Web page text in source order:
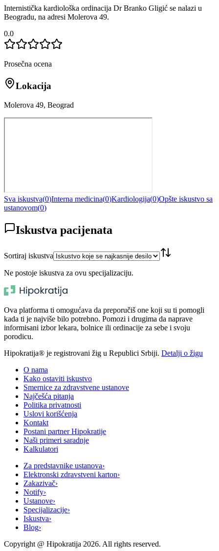
Internistička kardiološka ordinacija Dr Branko Gligić se nalazi u
Beogradu, na adresi Molerova 49.
0.0
Prosečna ocena
Lokacija
Molerova 49, Beograd
Sva iskustva(0)Interna medicina(0)Kardiologija(0)Opšte iskustvo sa
ustanovom(0)
Iskustva pacijenata
Sortiraj iskustva
Ne postoje iskustva za ovu specijalizaciju.
Ova platforma ti omogućava da preporučiš one koji su ti pomogli
kada ti je najviše bilo potrebno. Pomozi i drugima da naprave
informisani izbor lekara, bolnice ili ordinacije za sebe i svoju
porodicu.
Hipokratija® je registrovani žig u Republici Srbiji. Detalji o žigu
O nama
Kako ostaviti iskustvo
Smernice za zdravstvene ustanove
Najčešća pitanja
Politika privatnosti
Uslovi korišćenja
Kontakt
Postani partner Hipokratije
Naši primeri saradnje
Kalkulatori
Za predstavnike ustanova›
Elektronski zdravstveni karton›
Zakazivač›
Notify›
Ustanove›
Specijalizacije›
Iskustva›
Blog›
Copyright @ Hipokratija 2026. All rights reserved.